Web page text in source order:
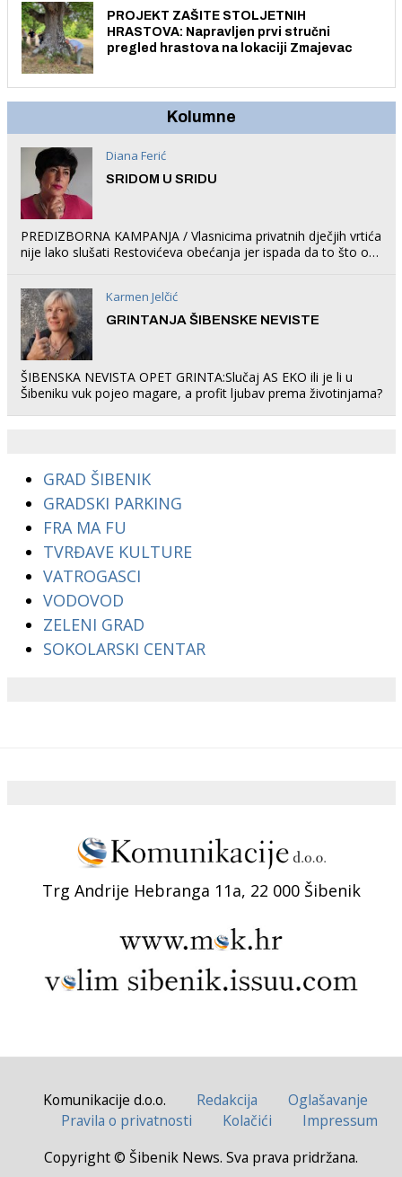
PROJEKT ZAŠITE STOLJETNIH
HRASTOVA: Napravljen prvi stručni
pregled hrastova na lokaciji Zmajevac
Kolumne
Diana Ferić
SRIDOM U SRIDU
PREDIZBORNA KAMPANJA / Vlasnicima privatnih dječjih vrtića
nije lako slušati Restovićeva obećanja jer ispada da to što oni
Karmen Jelčić
GRINTANJA ŠIBENSKE NEVISTE
ŠIBENSKA NEVISTA OPET GRINTA:Slučaj AS EKO ili je li u
Šibeniku vuk pojeo magare, a profit ljubav prema životinjama?
GRAD ŠIBENIK
GRADSKI PARKING
FRA MA FU
TVRĐAVE KULTURE
VATROGASCI
VODOVOD
ZELENI GRAD
SOKOLARSKI CENTAR
Trg Andrije Hebranga 11a, 22 000 Šibenik
Komunikacije d.o.o. Redakcija
Oglašavanje
Pravila o privatnosti
Kolačići
Impressum
Copyright © Šibenik News. Sva prava pridržana.